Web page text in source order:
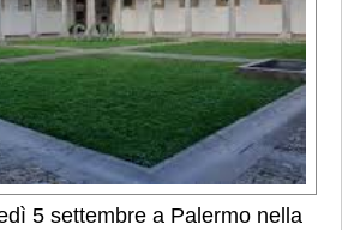
5 settembre a Palermo nella